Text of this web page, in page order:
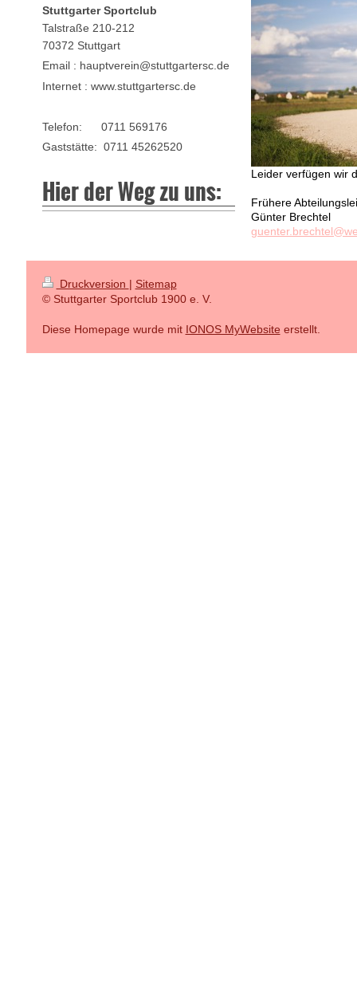
Leider verfügen wir
Frühere
Günter Brechtel
Stuttgarter Sportclub
Talstraße 210-212
70372 Stuttgart
Email : hauptverein@stuttgartersc.de
Internet : www.stuttgartersc.de
Telefon: 0711 569176
Gaststätte: 0711 45262520
Hier der Weg zu uns:
Druckversion | Sitemap
© Stuttgarter Sportclub 1900 e. V.
Diese Homepage wurde mit IONOS MyWebsite erstellt.